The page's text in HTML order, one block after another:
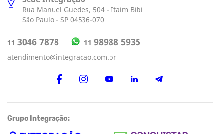
Rua Manuel Guedes, 504 - Itaim Bibi
São Paulo - SP 04536-070
11 3046 7878 11 98988 5935
atendimento@integracao.com.br
Grupo Integração: